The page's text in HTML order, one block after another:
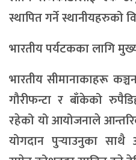
स्थापित गर्ने स्थानीयहरुको
भारतीय पर्यटकका लागि
भारतीय सीमानाकाहरू
गौरीफन्टा र बाँकेको
रहेको यो आयोजनाले
योगदान पुर्‍याउनुका साथै